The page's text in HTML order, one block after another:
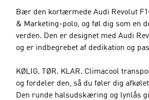
Bær den kortærmede Audi Revolut
& Marketing-polo, og føl dig som en
verden. Den er designet med Audi
og er indbegrebet af dedikation og
KØLIG. TØR. KLAR. Climacool
og fordeler den, så du føler dig
Den runde halsudskæring og lynlås